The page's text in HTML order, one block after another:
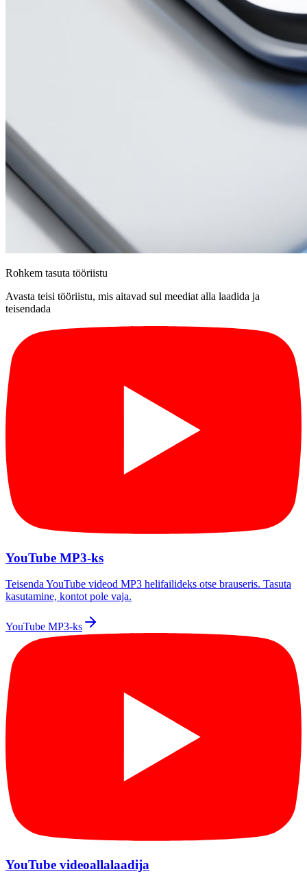
Rohkem tasuta tööriistu
Avasta teisi tööriistu, mis aitavad sul meediat alla laadida ja
teisendada
YouTube MP3-ks
Teisenda YouTube videod MP3 helifailideks otse brauseris. Tasuta
kasutamine, kontot pole vaja.
YouTube MP3-ks
YouTube videoallalaadija